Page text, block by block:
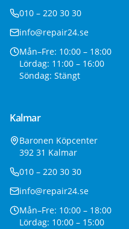
010 – 220 30 30
info@repair24.se
Mån–Fre: 10:00 – 18:00
Lördag: 11:00 – 16:00
Söndag: Stängt
Kalmar
Baronen Köpcenter
392 31 Kalmar
010 – 220 30 30
info@repair24.se
Mån–Fre: 10:00 – 18:00
Lördag: 10:00 – 15:00